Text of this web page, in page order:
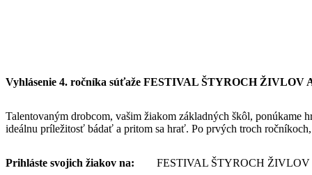
Vyhlásenie 4. ročníka súťaže FESTIVAL ŠTYROCH ŽIVLOV
Talentovaným drobcom, vašim žiakom základných škôl, ponúkame
ideálnu príležitosť bádať a pritom sa hrať. Po prvých troch
Prihláste svojich žiakov na: FESTIVAL ŠTYROCH ŽIVLOV